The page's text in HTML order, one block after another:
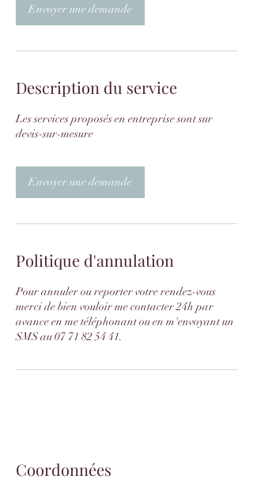
Envoyer une demande
Description du service
Les services proposés en entreprise sont sur
devis-sur-mesure
Envoyer une demande
Politique d'annulation
Pour annuler ou reporter votre rendez-vous
merci de bien vouloir me contacter 24h par
avance en me téléphonant ou en m'envoyant un
SMS au 07 71 82 54 41.
Coordonnées